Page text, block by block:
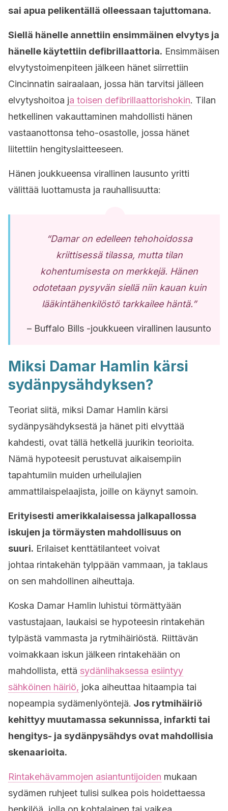
sai apua pelikentällä olleessaan tajuttomana.
Siellä hänelle annettiin ensimmäinen elvytys ja
hänelle käytettiin defibrillaattoria. Ensimmäisen
elvytystoimenpiteen jälkeen hänet siirrettiin
Cincinnatin sairaalaan, jossa hän tarvitsi jälleen
elvytyshoitoa ja toisen defibrillaattorishokin. Tilan
hetkellinen vakauttaminen mahdollisti hänen
vastaanottonsa teho-osastolle, jossa hänet
liitettiin hengityslaitteeseen.
Hänen joukkueensa virallinen lausunto yritti
välittää luottamusta ja rauhallisuutta:
“Damar on edelleen tehohoidossa
kriittisessä tilassa, mutta tilan
kohentumisesta on merkkejä. Hänen
odotetaan pysyvän siellä niin kauan kuin
lääkintähenkilöstö tarkkailee häntä.”
– Buffalo Bills -joukkueen virallinen lausunto
Miksi Damar Hamlin kärsi
sydänpysähdyksen?
Teoriat siitä, miksi Damar Hamlin kärsi
sydänpysähdyksestä ja hänet piti elvyttää
kahdesti, ovat tällä hetkellä juurikin teorioita.
Nämä hypoteesit perustuvat aikaisempiin
tapahtumiin muiden urheilulajien
ammattilaispelaajista, joille on käynyt samoin.
Erityisesti amerikkalaisessa jalkapallossa
iskujen ja törmäysten mahdollisuus on
suuri. Erilaiset kenttätilanteet voivat
johtaa rintakehän tylppään vammaan, ja taklaus
on sen mahdollinen aiheuttaja.
Koska Damar Hamlin luhistui törmättyään
vastustajaan, laukaisi se hypoteesin rintakehän
tylpästä vammasta ja rytmihäiriöstä. Riittävän
voimakkaan iskun jälkeen rintakehään on
mahdollista, että sydänlihaksessa esiintyy
sähköinen häiriö, joka aiheuttaa hitaampia tai
nopeampia sydämenlyöntejä. Jos rytmihäiriö
kehittyy muutamassa sekunnissa, infarkti tai
hengitys- ja sydänpysähdys ovat mahdollisia
skenaarioita.
Rintakehävammojen asiantuntijoiden mukaan
sydämen ruhjeet tulisi sulkea pois hoidettaessa